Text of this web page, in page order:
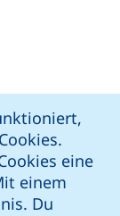
eine
einem
Du
wenn Ihr
neues
öffnetLink,
(externer